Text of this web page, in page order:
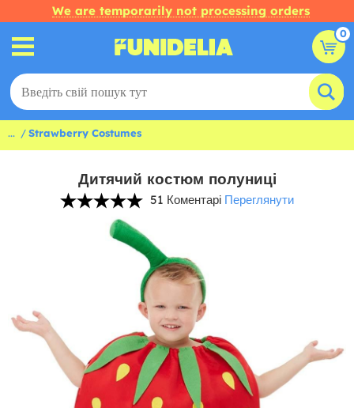
We are temporarily not processing orders
0
... Strawberry Costumes
Дитячий костюм полуниці
51 Коментарі Переглянути